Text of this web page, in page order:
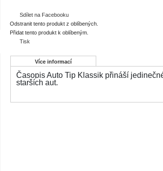
Sdílet na Facebooku
Odstranit tento produkt z oblíbených.
Přidat tento produkt k oblíbeným.
Tisk
Více informací
Časopis Auto Tip Klassik přináší
starších aut.